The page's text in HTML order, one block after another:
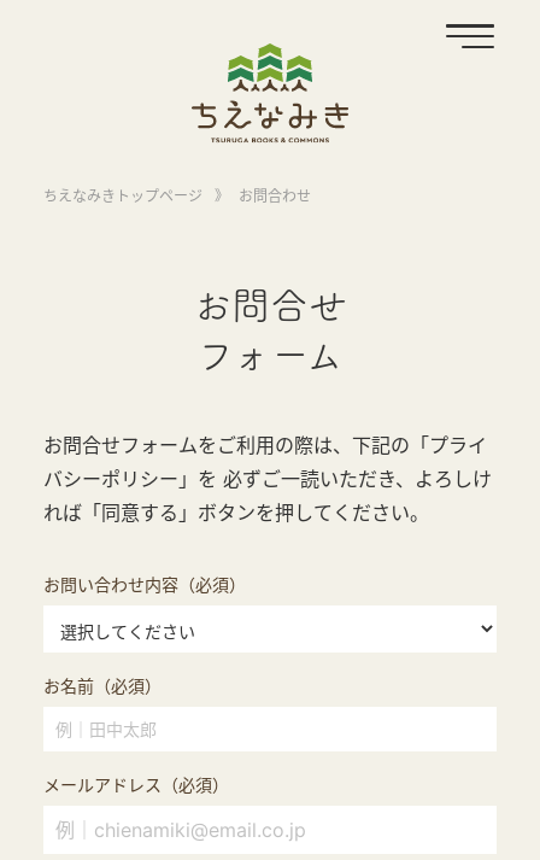
ちえなみきトップページ 》 お問合わせ
お問合せ
フォーム
お問合せフォームをご利用の際は、下記の「プライ
バシーポリシー」を 必ずご一読いただき、よろしけ
れば「同意する」ボタンを押してください。
お問い合わせ内容（必須）
お名前（必須）
メールアドレス（必須）